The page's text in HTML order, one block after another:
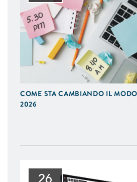
COME STA CAMBIANDO IL
2026